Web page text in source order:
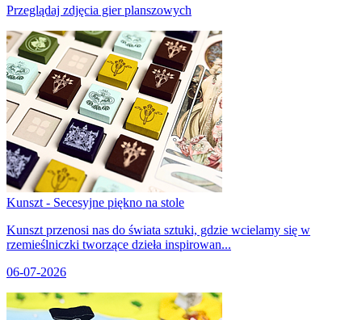
Przeglądaj zdjęcia gier planszowych
Kunszt - Secesyjne piękno na stole
Kunszt przenosi nas do świata sztuki, gdzie wcielamy się w
rzemieślniczki tworzące dzieła inspirowan...
06-07-2026